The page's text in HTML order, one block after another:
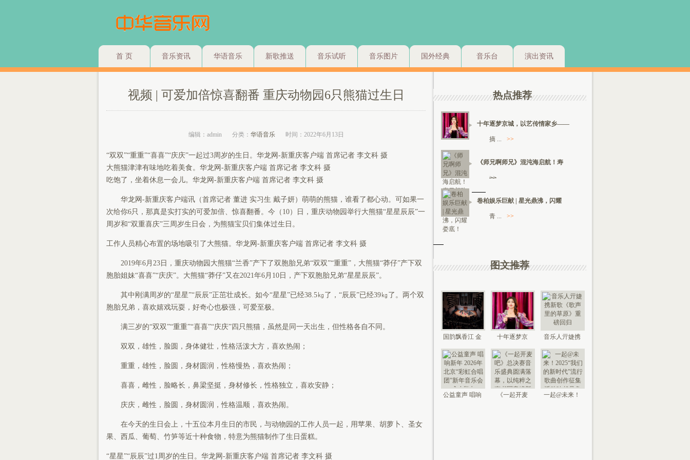
首 页 音乐资讯 华语音乐 新歌推送 音乐试听 音乐图片 国外经典 音乐台 演出资讯
视频 | 可爱加倍惊喜翻番 重庆动物园6只熊猫过生日
编辑：admin 分类： 华语音乐 时间：2022年6月13日
“双双”“重重”“喜喜”“庆庆”一起过3周岁的生日。华龙网-新重庆客户端 首席记者 李文科 摄
大熊猫津津有味地吃着美食。华龙网-新重庆客户端 首席记者 李文科 摄
吃饱了，坐着休息一会儿。华龙网-新重庆客户端 首席记者 李文科 摄
华龙网-新重庆客户端讯（首席记者 董进 实习生 戴子妍）萌萌的熊猫，谁看了都心动。可如果一
次给你6只，那真是实打实的可爱加倍、惊喜翻番。今（10）日，重庆动物园举行大熊猫“星星辰辰”一
周岁和“双重喜庆”三周岁生日会，为熊猫宝贝们集体过生日。
工作人员精心布置的场地吸引了大熊猫。华龙网-新重庆客户端 首席记者 李文科 摄
2019年6月23日，重庆动物园大熊猫“兰香”产下了双胞胎兄弟“双双”“重重”，大熊猫“莽仔”产下双
胞胎姐妹“喜喜”“庆庆”。大熊猫“莽仔”又在2021年6月10日，产下双胞胎兄弟“星星辰辰”。
其中刚满周岁的“星星”“辰辰”正茁壮成长。如今“星星”已经38.5㎏了，“辰辰”已经39㎏了。两个双
胞胎兄弟，喜欢嬉戏玩耍，好奇心也极强，可爱至极。
满三岁的“双双”“重重”“喜喜”“庆庆”四只熊猫，虽然是同一天出生，但性格各自不同。
双双，雄性，脸圆，身体健壮，性格活泼大方，喜欢热闹；
重重，雄性，脸圆，身材圆润，性格慢热，喜欢热闹；
喜喜，雌性，脸略长，鼻梁坚挺，身材修长，性格独立，喜欢安静；
庆庆，雌性，脸圆，身材圆润，性格温顺，喜欢热闹。
在今天的生日会上，十五位本月生日的市民，与动物园的工作人员一起，用苹果、胡萝卜、圣女
果、西瓜、葡萄、竹笋等近十种食物，特意为熊猫制作了生日蛋糕。
“星星”“辰辰”过1周岁的生日。华龙网-新重庆客户端 首席记者 李文科 摄
热点推荐
十年逐梦京城，以艺传情家乡——
摘 ... >>
《师兄啊师兄》混沌海启航！寿
>>
卷柏娱乐巨献 | 星光鼎沸，闪耀
青 ... >>
图文推荐
国韵飘香江 金
钟鸣未来 “时代
国
十年逐梦京
城，以艺传情
家乡——
音乐人亓婕携
新歌《歌声里
的草
公益童声 唱响
《一起开麦
一起@未来！